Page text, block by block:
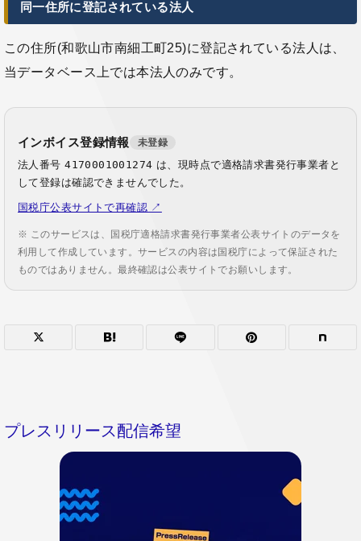
同一住所に登記されている法人
この住所(和歌山市南細工町25)に登記されている法人は、
当データベース上では本法人のみです。
インボイス登録情報 未登録
法人番号4170001001274 は、現時点で適格請求書発行事業者と
して登録は確認できませんでした。
国税庁公表サイトで再確認 ↗
※ このサービスは、国税庁適格請求書発行事業者公表サイトのデータを
利用して作成しています。サービスの内容は国税庁によって保証された
ものではありません。最終確認は公表サイトでお願いします。
プレスリリース配信希望